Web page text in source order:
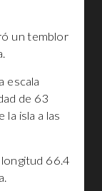
un temblor
escala
de 63
isla a las
66.4